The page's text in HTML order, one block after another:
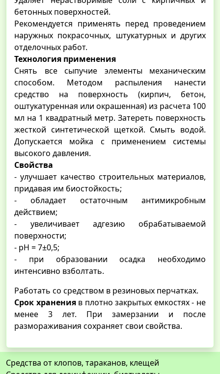
бетонных поверхностей.
Рекомендуется применять перед проведением
наружных покрасочных, штукатурных и других
отделочных работ.
Технология применения
Снять все сыпучие элементы механическим
способом. Методом распыления нанести
средство на поверхность (кирпич, бетон,
оштукатуренная или окрашенная) из расчета 100
мл на 1 квадратный метр. Затереть поверхность
жесткой синтетической щеткой. Смыть водой.
Допускается мойка с применением системы
высокого давления.
Свойства
- улучшает качество строительных материалов,
придавая им биостойкость;
- обладает остаточным антимикробным
действием;
- увеличивает адгезию обрабатываемой
поверхности;
- рН = 7±0,5;
- при образовании осадка необходимо
интенсивно взболтать.
Работать со средством в резиновых перчатках.
Срок храненияв плотно закрытых емкостях - не
менее 3 лет. При замерзании и после
размораживания сохраняет свои свойства.
Средства от клопов, тараканов, клещей